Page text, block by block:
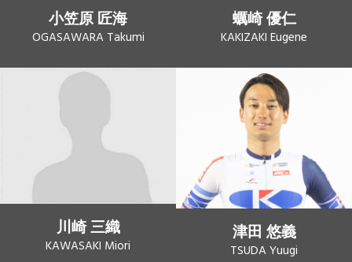
小笠原 匠海
OGASAWARA Takumi
蠣崎 優仁
KAKIZAKI Eugene
川崎 三織
KAWASAKI Miori
津田 悠義
TSUDA Yuugi